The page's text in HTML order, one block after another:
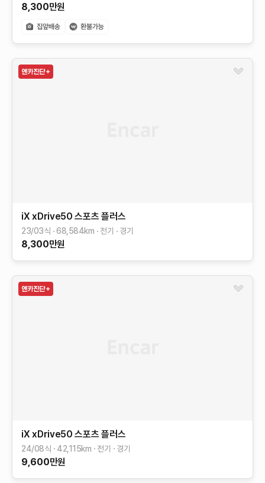
8,300만원
iX xDrive50 스포츠 플러스
23/03식 68,584km 전기 경기
8,300만원
iX xDrive50 스포츠 플러스
24/08식 42,115km 전기 경기
9,600만원